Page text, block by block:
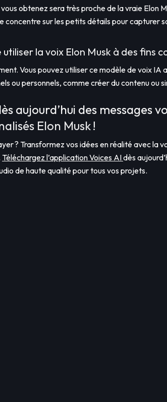
obtenez sera très proche de la vraie Elon
concentre sur les petits détails pour capturer
utiliser la voix Elon Musk à des fins
Vous pouvez utiliser ce modèle de voix IA
ou personnels, comme créer du contenu ou
aujourd’hui des messages
Elon Musk !
? Transformez vos idées en réalité avec la
Téléchargez l’application Voices AIdès
de haute qualité pour tous vos projets.